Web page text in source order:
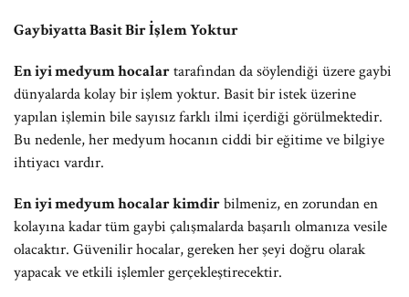
Gaybiyatta Basit Bir İşlem Yoktur
En iyi medyum hocalartarafından da söylendiği üzere gaybi
dünyalarda kolay bir işlem yoktur. Basit bir istek üzerine
yapılan işlemin bile sayısız farklı ilmi içerdiği görülmektedir.
Bu nedenle, her medyum hocanın ciddi bir eğitime ve bilgiye
ihtiyacı vardır.
En iyi medyum hocalar kimdirbilmeniz, en zorundan en
kolayına kadar tüm gaybi çalışmalarda başarılı olmanıza vesile
olacaktır. Güvenilir hocalar, gereken her şeyi doğru olarak
yapacak ve etkili işlemler gerçekleştirecektir.